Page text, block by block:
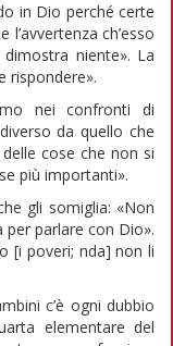
in Dio perché certe
ch’esso
niente». La
rispondere».
nei confronti di
da quello che
cose che non si
più importanti».
gli somiglia: «Non
parlare con Dio».
[i poveri; nda] non li
c’è ogni dubbio
elementare del